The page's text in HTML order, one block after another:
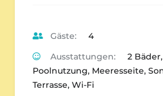
Gäste:
4
Ausstattungen:
2 Bäder,
Poolnutzung, Meeresseite,
Terrasse, Wi-Fi